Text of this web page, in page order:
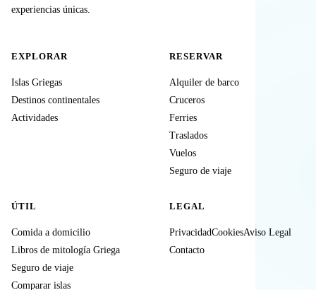
experiencias únicas.
EXPLORAR
Islas Griegas
Destinos continentales
Actividades
RESERVAR
Alquiler de barco
Cruceros
Ferries
Traslados
Vuelos
Seguro de viaje
ÚTIL
Comida a domicilio
Libros de mitología Griega
Seguro de viaje
Comparar islas
LEGAL
PrivacidadCookiesAviso Legal
Contacto